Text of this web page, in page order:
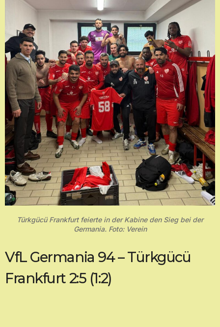
Türkgücü Frankfurt feierte in der Kabine den Sieg bei der
Germania. Foto: Verein
VfL Germania 94 – Türkgücü
Frankfurt 2:5 (1:2)